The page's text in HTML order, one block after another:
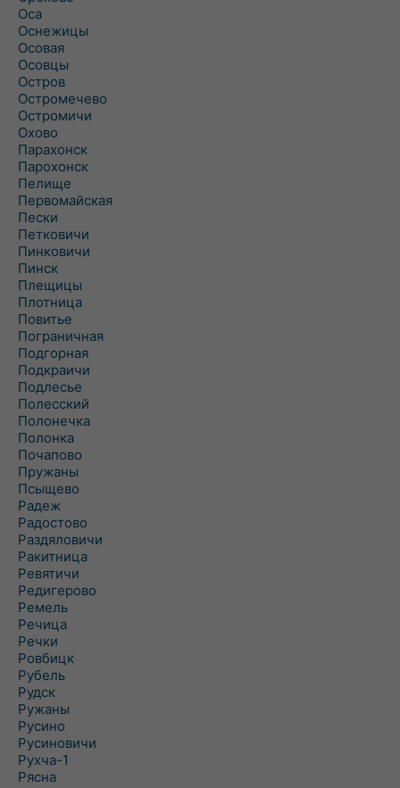
Оса
Оснежицы
Осовая
Осовцы
Остров
Остромечево
Остромичи
Охово
Парахонск
Парохонск
Пелище
Первомайская
Пески
Петковичи
Пинковичи
Пинск
Плещицы
Плотница
Повитье
Пограничная
Подгорная
Подкраичи
Подлесье
Полесский
Полонечка
Полонка
Почапово
Пружаны
Псыщево
Радеж
Радостово
Раздяловичи
Ракитница
Ревятичи
Редигерово
Ремель
Речица
Речки
Ровбицк
Рубель
Рудск
Ружаны
Русино
Русиновичи
Рухча-1
Рясна